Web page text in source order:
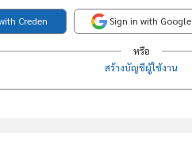
Creden Sign in with Google
หรือ
สร้างบัญชีผู้ใช้งาน